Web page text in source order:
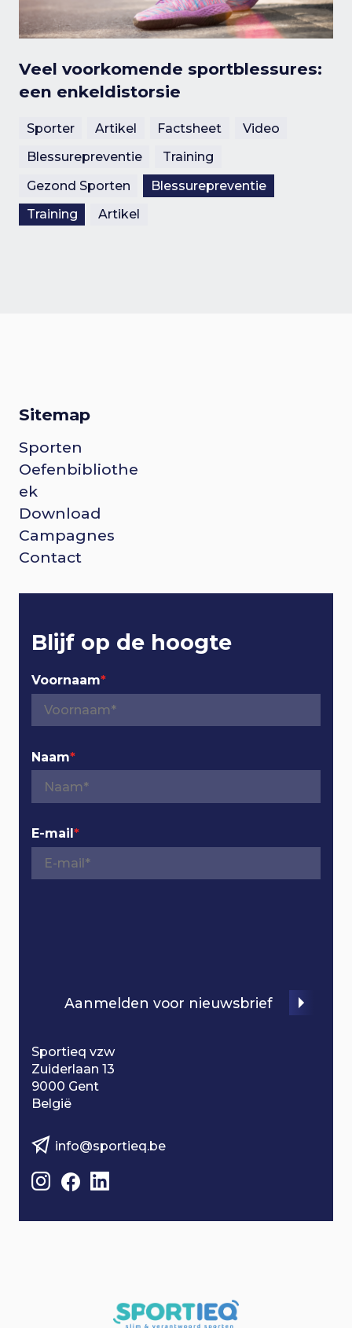
Veel voorkomende sportblessures:
een enkeldistorsie
Sporter Artikel Factsheet
Video
Blessurepreventie
Training
Gezond Sporten
Blessurepreventie
Training
Artikel
Sitemap
F
o
o
t
n
a
v
g
Sporten
Oefenbibliothe
ek
Download
Campagnes
Contact
Blijf op de hoogte
Voornaam*
Naam*
E-mail*
Aanmelden voor nieuwsbrief
Sportieq vzw
Zuiderlaan 13
9000 Gent
België
info@sportieq.be
e
o